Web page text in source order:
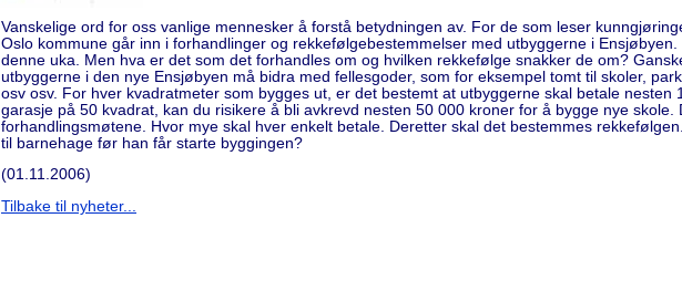
Vanskelige ord for oss vanlige mennesker å forstå betydningen av. For de som leser
Oslo kommune går inn i forhandlinger og rekkefølgebestemmelser med utbyggerne i
denne uka. Men hva er det som det forhandles om og hvilken rekkefølge snakker de om?
utbyggerne i den nye Ensjøbyen må bidra med fellesgoder, som for eksempel tomt til skoler,
osv osv. For hver kvadratmeter som bygges ut, er det bestemt at utbyggerne skal betale
garasje på 50 kvadrat, kan du risikere å bli avkrevd nesten 50 000 kroner for å bygge nye
forhandlingsmøtene. Hvor mye skal hver enkelt betale. Deretter skal det bestemmes
til barnehage før han får starte byggingen?
(01.11.2006)
Tilbake til nyheter...